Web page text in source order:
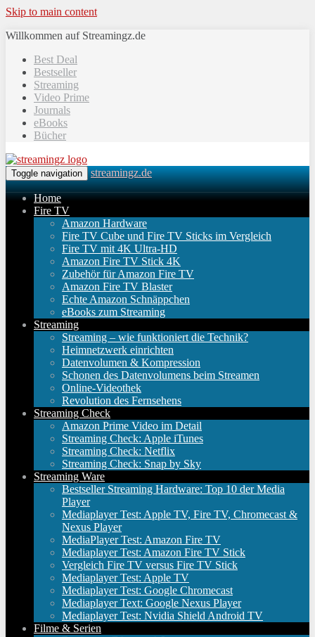
Skip to main content
Willkommen auf Streamingz.de
Best Deal
Bestseller
Streaming
Video Prime
Journals
eBooks
Bücher
Toggle navigation streamingz.de
Home
Fire TV
Amazon Hardware
Fire TV Cube und Fire TV Sticks im Vergleich
Fire TV mit 4K Ultra-HD
Amazon Fire TV Stick 4K
Zubehör für Amazon Fire TV
Amazon Fire TV Blaster
Echte Amazon Schnäppchen
eBooks zum Streaming
Streaming
Streaming – wie funktioniert die Technik?
Heimnetzwerk einrichten
Datenvolumen & Kompression
Schonen des Datenvolumens beim Streamen
Online-Videothek
Revolution des Fernsehens
Streaming Check
Amazon Prime Video im Detail
Streaming Check: Apple iTunes
Streaming Check: Netflix
Streaming Check: Snap by Sky
Streaming Ware
Bestseller Streaming Hardware: Top 10 der Media
Player
Mediaplayer Test: Apple TV, Fire TV, Chromecast &
Nexus Player
MediaPlayer Test: Amazon Fire TV
Mediaplayer Test: Amazon Fire TV Stick
Vergleich Fire TV versus Fire TV Stick
Mediaplayer Test: Apple TV
Mediaplayer Test: Google Chromecast
Mediaplayer Text: Google Nexus Player
Mediaplayer Test: Nvidia Shield Android TV
Filme & Serien